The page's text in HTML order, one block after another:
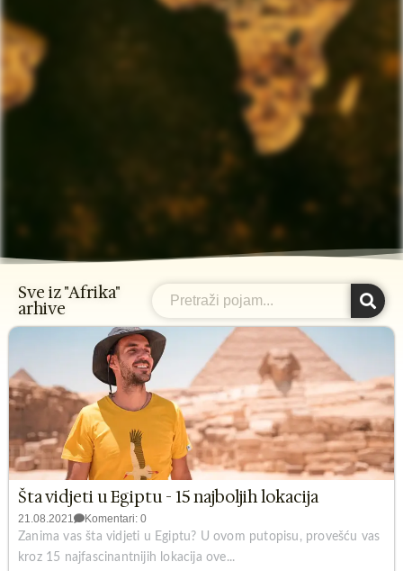
Sve iz "Afrika"
arhive
Search
Šta vidjeti u Egiptu - 15 najboljih lokacija
21.08.2021
Komentari: 0
Zanima vas šta vidjeti u Egiptu? U ovom putopisu, provešću vas
kroz 15 najfascinantnijih lokacija ove...